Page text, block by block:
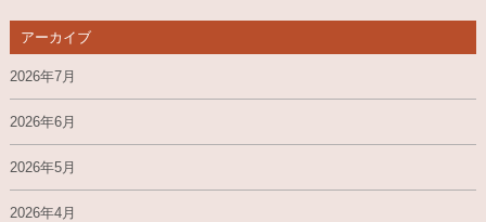
アーカイブ
2026年7月
2026年6月
2026年5月
2026年4月